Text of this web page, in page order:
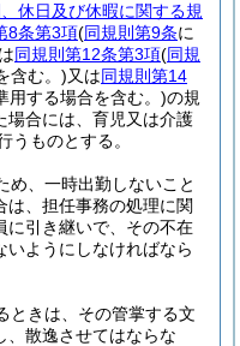
休日及び休暇に関する規
8条第3項(同規則第9条に
同規則第12条第3項(同規
含む。)又は同規則第14
用する場合を含む。)の規
場合には、育児又は介護
うものとする。
め、一時出勤しないこと
は、担任事務の処理に関
に引き継いで、その不在
いようにしなければなら
ときは、その管掌する文
、散逸させてはならな